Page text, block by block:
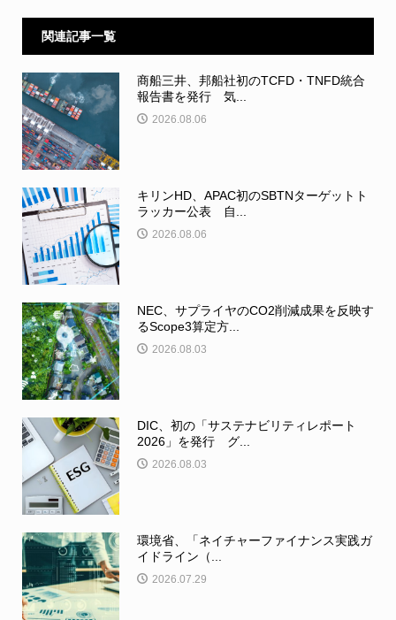
関連記事一覧
商船三井、邦船社初のTCFD・TNFD統合
報告書を発行 気...
2026.08.06
キリンHD、APAC初のSBTNターゲットト
ラッカー公表 自...
2026.08.06
NEC、サプライヤのCO2削減成果を反映す
るScope3算定方...
2026.08.03
DIC、初の「サステナビリティレポート
2026」を発行 グ...
2026.08.03
環境省、「ネイチャーファイナンス実践ガ
イドライン（...
2026.07.29